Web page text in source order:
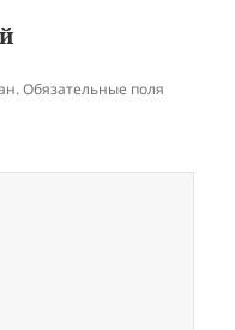
Обязательные поля